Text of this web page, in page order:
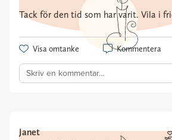
Tack för den tid som har varit. Vila i
Visa omtanke Kommentera
Skriv en kommentar…
Janet